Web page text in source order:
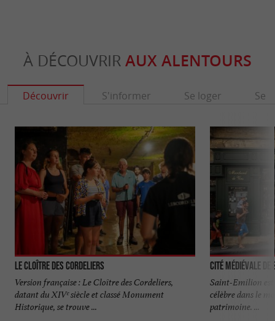
À DÉCOUVRIR AUX ALENTOURS
Découvrir S'informer Se loger Se
Le Cloître des Cordeliers
Version française : Le Cloître des Cordeliers,
datant du XIVᵉ siècle et classé Monument
Historique, se trouve ...
Cité médiévale
Saint-Emilion est
célèbre dans le
patrimoine. ...